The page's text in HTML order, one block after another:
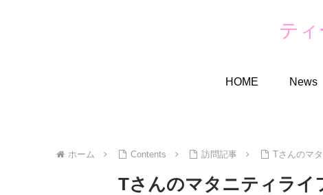
テ
HOME News
ホーム Contents 訪問記事 Tさんのマ
Tさんのマタニティライ